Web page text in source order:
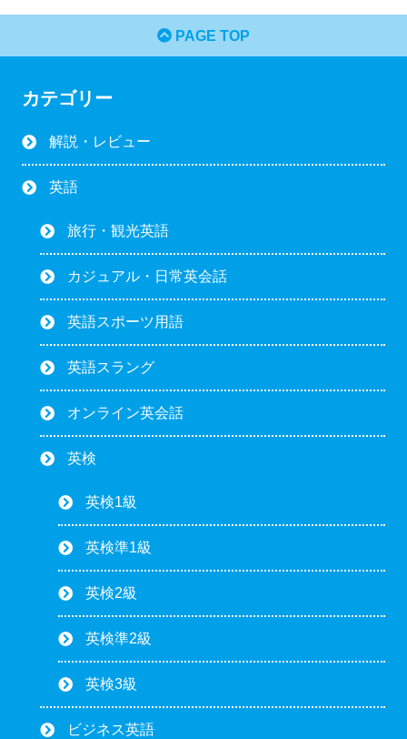
PAGE TOP
カテゴリー
解説・レビュー
英語
旅行・観光英語
カジュアル・日常英会話
英語スポーツ用語
英語スラング
オンライン英会話
英検
英検1級
英検準1級
英検2級
英検準2級
英検3級
ビジネス英語